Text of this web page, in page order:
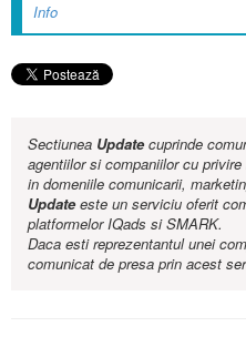
Info
Sectiunea Updatecuprinde
agentiilor si companiilor cu
in domeniile comunicarii,
Updateeste un serviciu oferit
platformelor IQads si SMARK.
Daca esti reprezentantul unei
comunicat de presa prin acest